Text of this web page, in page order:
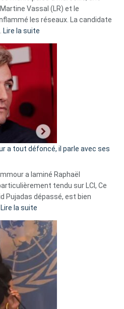
Vassal (LR) et le
les réseaux. La candidate
Lire la suite
d’alliance
secrète
«
C’est
fake
news
»
a tout défoncé, il parle avec ses
a laminé Raphaël
tendu sur LCI, Ce
Pujadas dépassé, est bien
Lire la suite
Tegnér
exulte
« Zemmour
a
tout